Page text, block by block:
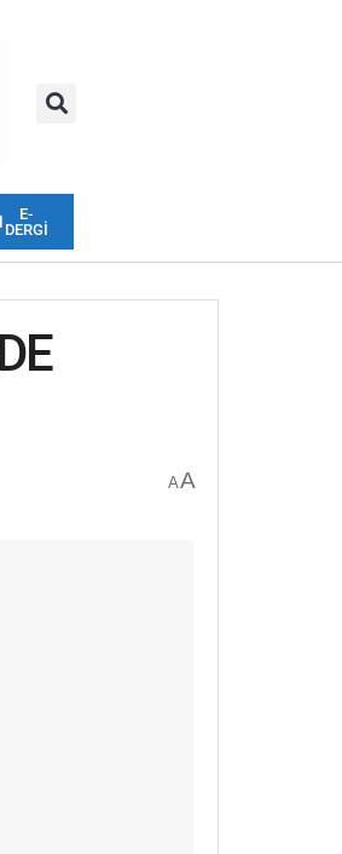
E-
DERGİ
AA